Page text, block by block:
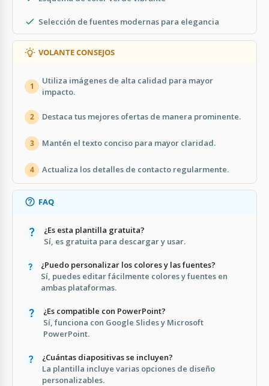
Selección de fuentes modernas para elegancia
VOLANTE CONSEJOS
1
Utiliza imágenes de alta calidad para mayor
impacto.
2 Destaca tus mejores ofertas de manera prominente.
3 Mantén el texto conciso para mayor claridad.
4 Actualiza los detalles de contacto regularmente.
FAQ
¿Es esta plantilla gratuita?
Sí, es gratuita para descargar y usar.
¿Puedo personalizar los colores y las fuentes?
Sí, puedes editar fácilmente colores y fuentes en
ambas plataformas.
¿Es compatible con PowerPoint?
Sí, funciona con Google Slides y Microsoft
PowerPoint.
¿Cuántas diapositivas se incluyen?
La plantilla incluye varias opciones de diseño
personalizables.